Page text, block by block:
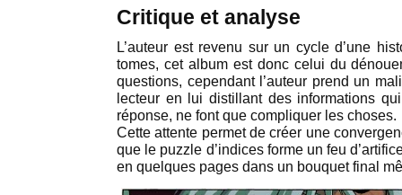
Critique et analyse
L’auteur est revenu sur un cycle d’une
tomes, cet album est donc celui du
questions, cependant l’auteur prend un
lecteur en lui distillant des informations
réponse, ne font que compliquer les choses.
Cette attente permet de créer une
que le puzzle d’indices forme un feu
en quelques pages dans un bouquet final